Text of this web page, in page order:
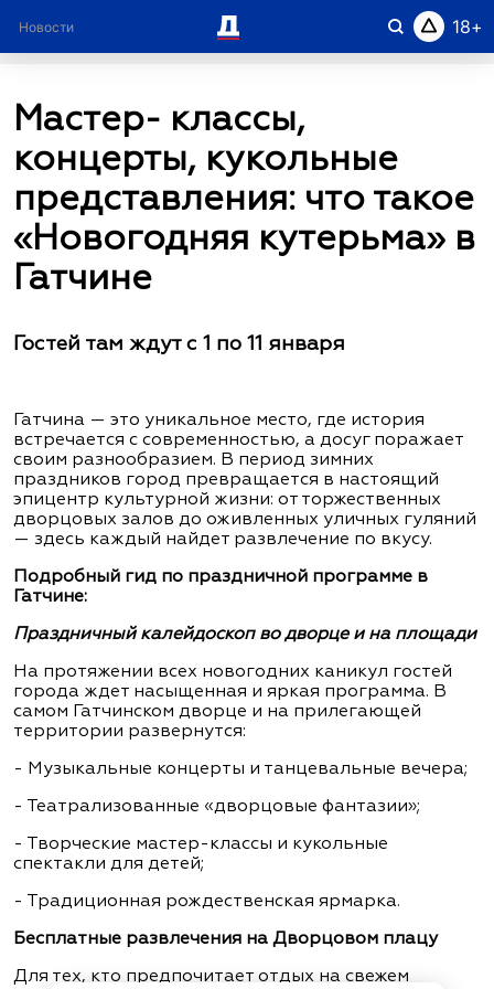
Новости 18
Рубрики Город в лицах О проекте
Мастер- классы,
концерты, кукольные
представления: что такое
«Новогодняя кутерьма» в
Гатчине
Гостей там ждут с 1 по 11 января
Гатчина — это уникальное место, где история
встречается с современностью, а досуг поражает
своим разнообразием. В период зимних
праздников город превращается в настоящий
эпицентр культурной жизни: от торжественных
дворцовых залов до оживленных уличных гуляний
— здесь каждый найдет развлечение по вкусу.
Подробный гид по праздничной программе в
Гатчине:
Праздничный калейдоскоп во дворце и на площади
На протяжении всех новогодних каникул гостей
города ждет насыщенная и яркая программа. В
самом Гатчинском дворце и на прилегающей
территории развернутся:
- Музыкальные концерты и танцевальные вечера;
- Театрализованные «дворцовые фантазии»;
- Творческие мастер-классы и кукольные
спектакли для детей;
- Традиционная рождественская ярмарка.
Бесплатные развлечения на Дворцовом плацу
Для тех, кто предпочитает отдых на свежем